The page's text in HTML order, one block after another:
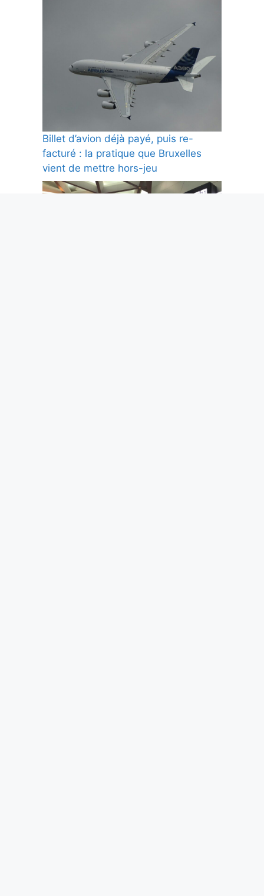
Billet d’avion déjà payé, puis re-
facturé : la pratique que Bruxelles
vient de mettre hors-jeu